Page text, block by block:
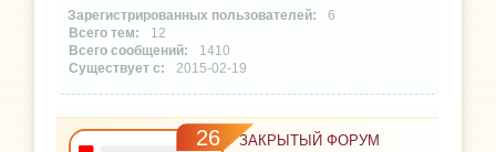
6
12
1410
2015-02-19
26 ЗАКРЫТЫЙ ФОРУМ